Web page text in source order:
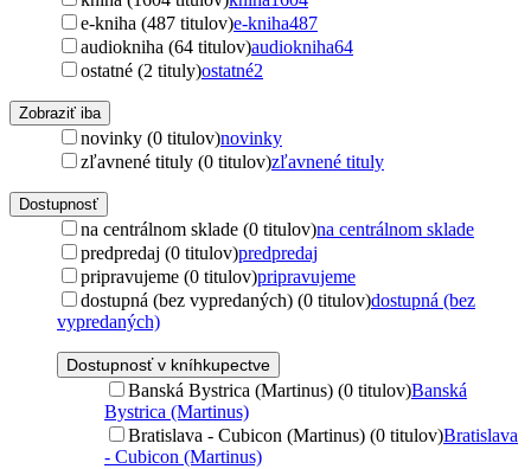
e-kniha (487 titulov)e-kniha487
audiokniha (64 titulov)audiokniha64
ostatné (2 tituly)ostatné2
Zobraziť iba
novinky (0 titulov)novinky
zľavnené tituly (0 titulov)zľavnené tituly
Dostupnosť
na centrálnom sklade (0 titulov)na centrálnom sklade
predpredaj (0 titulov)predpredaj
pripravujeme (0 titulov)pripravujeme
dostupná (bez vypredaných) (0 titulov)dostupná (bez
vypredaných)
Dostupnosť v kníhkupectve
Banská Bystrica (Martinus) (0 titulov)Banská
Bystrica (Martinus)
Bratislava - Cubicon (Martinus) (0 titulov)Bratislava
- Cubicon (Martinus)